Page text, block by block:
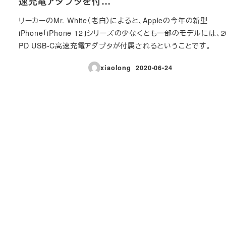
リーカーのMr. White（老白）によると、Appleの今年の新型
iPhone「iPhone 12」シリーズの少なくとも一部のモデルには、
PD USB-C高速充電アダプタが付属されるということです。
xiaolong
投稿日
2020-06-24